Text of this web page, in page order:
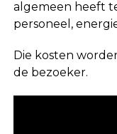
algemeen heeft
personeel,
Die kosten
de bezoeker.